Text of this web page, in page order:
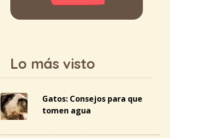
Lo más visto
Gatos: Consejos para que
tomen agua